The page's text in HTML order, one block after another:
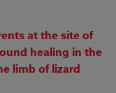
at the site of
healing in the
limb of lizard